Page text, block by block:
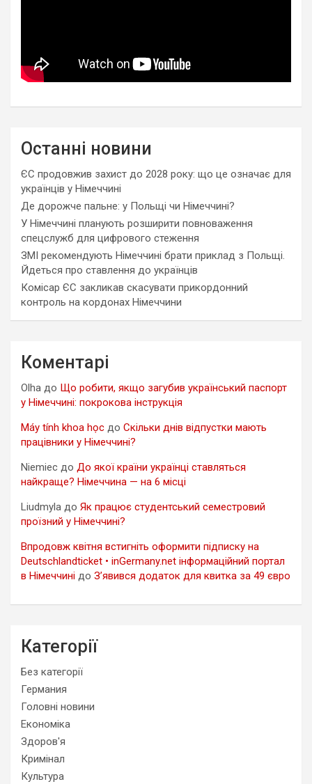
Останні новини
ЄС продовжив захист до 2028 року: що це означає для
українців у Німеччині
Де дорожче пальне: у Польщі чи Німеччині?
У Німеччині планують розширити повноваження
спецслужб для цифрового стеження
ЗМІ рекомендують Німеччині брати приклад з Польщі.
Йдеться про ставлення до українців
Комісар ЄС закликав скасувати прикордонний
контроль на кордонах Німеччини
Коментарі
Olha до Що робити, якщо загубив український паспорт
у Німеччині: покрокова інструкція
Máy tính khoa học до Скільки днів відпустки мають
працівники у Німеччині?
Niemiec до До якої країни українці ставляться
найкраще? Німеччина — на 6 місці
Liudmyla до Як працює студентський семестровий
проїзний у Німеччині?
Впродовж квітня встигніть оформити підписку на
Deutschlandticket • inGermany.net інформаційний портал
в Німеччині до З’явився додаток для квитка за 49 євро
Категорії
Без категорії
Германия
Головні новини
Економіка
Здоров'я
Кримінал
Культура